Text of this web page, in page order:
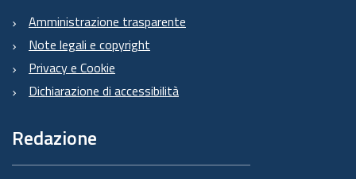
Amministrazione trasparente
Note legali e copyright
Privacy e Cookie
Dichiarazione di accessibilità
Redazione